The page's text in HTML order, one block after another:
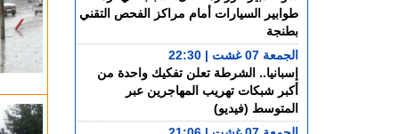
طوابير السيارات أمام مراكز الفحص التقني
بطنجة
الجمعة 07 غشت | 22:30
إسبانيا.. الشرطة تعلن تفكيك واحدة من
أكبر شبكات تهريب المهاجرين عبر
المتوسط (فيديو)